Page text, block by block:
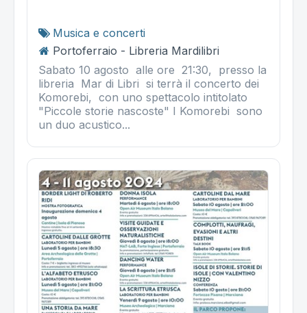
Musica e concerti
Portoferraio - Libreria Mardilibri
Sabato 10 agosto alle ore 21:30, presso la
libreria Mar di Libri si terrà il concerto dei
Komorebi, con uno spettacolo intitolato
"Piccole storie nascoste" I Komorebi sono
un duo acustico...